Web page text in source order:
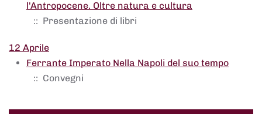
l'Antropocene. Oltre natura e cultura
:: Presentazione di libri
12 Aprile
Ferrante Imperato Nella Napoli del suo tempo
:: Convegni